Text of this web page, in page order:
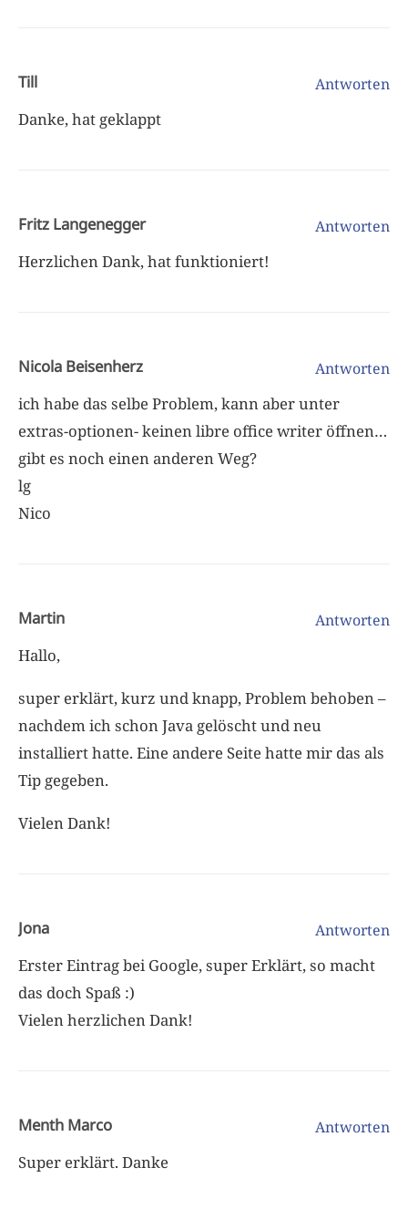
Till Antworten
Danke, hat geklappt
Fritz Langenegger Antworten
Herzlichen Dank, hat funktioniert!
Nicola Beisenherz Antworten
ich habe das selbe Problem, kann aber unter
extras-optionen- keinen libre office writer öffnen…
gibt es noch einen anderen Weg?
lg
Nico
Martin Antworten
Hallo,
super erklärt, kurz und knapp, Problem behoben –
nachdem ich schon Java gelöscht und neu
installiert hatte. Eine andere Seite hatte mir das als
Tip gegeben.
Vielen Dank!
Jona Antworten
Erster Eintrag bei Google, super Erklärt, so macht
das doch Spaß :)
Vielen herzlichen Dank!
Menth Marco Antworten
Super erklärt. Danke